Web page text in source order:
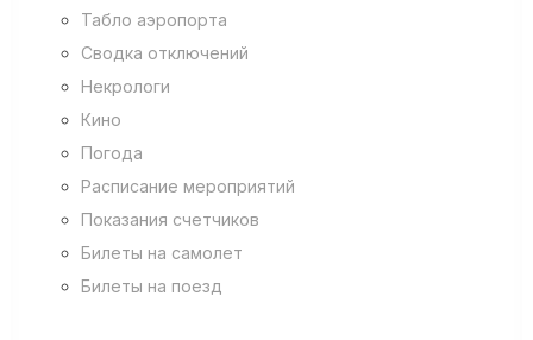
Табло аэропорта
Сводка отключений
Некрологи
Кино
Погода
Расписание мероприятий
Показания счетчиков
Билеты на самолет
Билеты на поезд